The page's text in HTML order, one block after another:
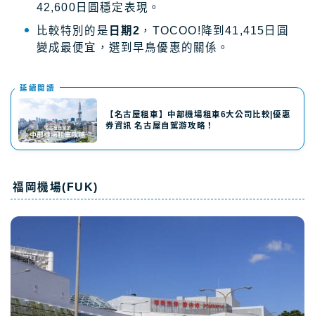
42,600日圓穩定表現。
比較特別的是 日期2 ，TOCOO!降到41,415日圓
變成最便宜，選到早鳥優惠的關係。
延續閲讀
【名古屋租車】中部機場租車6大公司比較|優惠
券資訊 名古屋自駕游攻略！
福岡機場(FUK)